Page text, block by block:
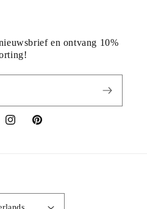
en ontvang 10%
InstagramPinterest